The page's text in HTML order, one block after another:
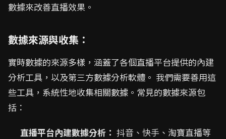
數據來改善直播效果。
數據來源與收集：
實時數據的來源多樣，涵蓋了各個直播平台提供的內建
分析工具，以及第三方數據分析軟體。 我們需要善用這
些工具，系統性地收集相關數據。常見的數據來源包
括：
直播平台內建數據分析： 抖音、快手、淘寶直播等